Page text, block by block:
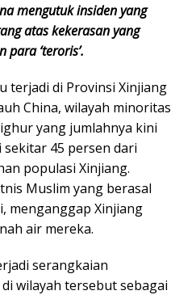
mengutuk insiden yang
atas kekerasan yang
‘teroris’.
terjadi di Provinsi Xinjiang
China, wilayah minoritas
yang jumlahnya kini
sekitar 45 persen dari
populasi Xinjiang.
Muslim yang berasal
menganggap Xinjiang
air mereka.
serangkaian
wilayah tersebut sebagai